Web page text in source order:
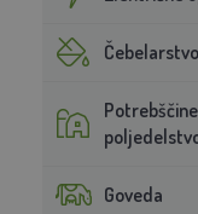
Čebelarstvo
Goveda